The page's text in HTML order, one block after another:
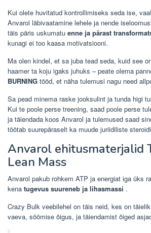
Kui olete huvitatud kontrollimiseks seda ise,
Anvarol läbivaatamine lehele ja nende
täis päris uskumatu enne ja pärast
kunagi ei too kaasa motivatsiooni.
Ma olen kindel, et sa juba tead seda, kuid see
haamer ta koju igaks juhuks – peate olema
BURNING tööd, et näha tulemusi nagu need
Sa pead minema raske jooksulint ja tunda higi
Kui te poole perse treening, saad poole perse
ja täiendada koos Anvarol ja tulemused saad
töötab suurepäraselt ka muude juriidiliste
Anvarol ehitusmaterjalid
Lean Mass
Anvarol pakub rohkem ATP ja energiat iga üks
kena tugevus suureneb ja lihasmassi .
Crazy Bulk veebilehel on täis neid, kes on
vaeva, söömise õigus, ja täiendamist õiged